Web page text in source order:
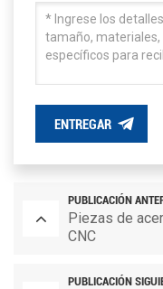
ENTREGAR
PUBLICACIÓN
Piezas de
CNC
PUBLICACIÓN